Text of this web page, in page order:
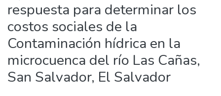
respuesta para determinar los
costos sociales de la
Contaminación hídrica en la
microcuenca del río Las Cañas,
San Salvador, El Salvador